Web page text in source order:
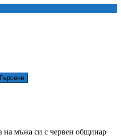
на мъжа си с червен общинар